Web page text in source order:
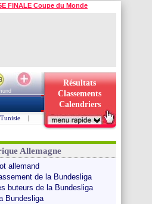
FINALE Coupe du Monde
Résultats
Classements
Calendriers
Tunisie |
Allemagne
allemand
de la Bundesliga
buteurs de la Bundesliga
Bundesliga